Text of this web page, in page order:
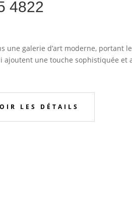
4822
une galerie d’art moderne, portant
ajoutent une touche sophistiquée et
LES DÉTAILS